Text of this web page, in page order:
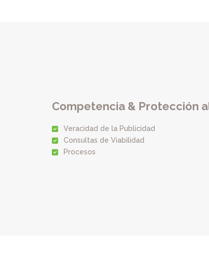
Competencia & Protección
Veracidad de la Publicidad
Consultas de Viabilidad
Procesos